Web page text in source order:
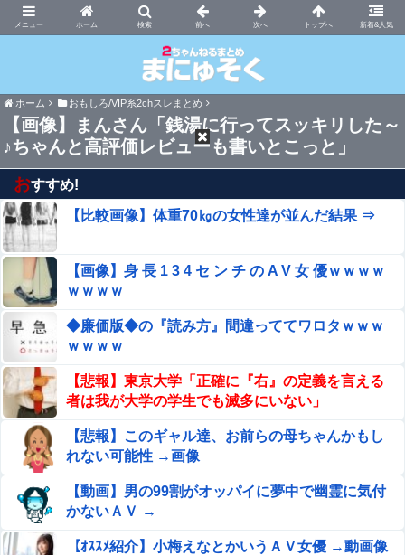
ホーム 新着&人気
まにゅそく 2chまとめニュース速報VIP
ホーム おもしろ/VIP系2chスレまとめ
【画像】まんさん「銭湯に行ってスッキリした～
♪ちゃんと高評価レビューも書いとこっと」
おすすめ!
【比較画像】体重70㎏の女性達が並んだ結果 ⇒
【画像】身 長 1 3 4 セ ン チ の A V 女 優ｗｗｗｗ
ｗｗｗｗ
◆廉価版◆の『読み方』間違っててワロタｗｗｗ
ｗｗｗｗ
【悲報】東京大学「正確に『右』の定義を言える
者は我が大学の学生でも滅多にいない」
【悲報】このギャル達、お前らの母ちゃんかもし
れない可能性 →画像
【動画】男の99割がオッパイに夢中で幽霊に気付
かないＡＶ →
【ｵｽｽﾒ紹介】小梅えなとかいうＡＶ女優 →動画像